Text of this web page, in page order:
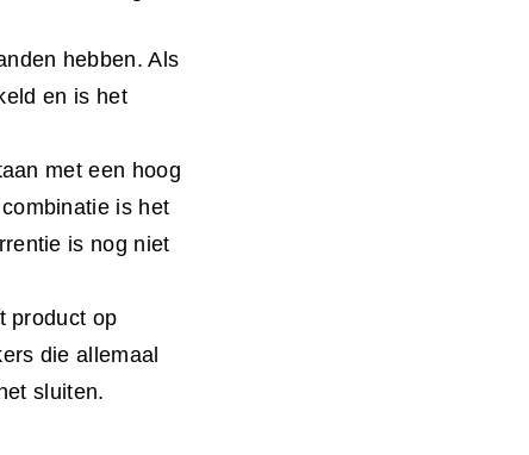
hebben. Als
en is het
met een hoog
is het
is nog niet
product op
die allemaal
sluiten.